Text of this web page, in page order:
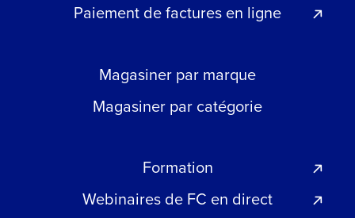
Paiement de factures en ligne
Magasiner par marque
Magasiner par catégorie
Formation
Webinaires de FC en direct